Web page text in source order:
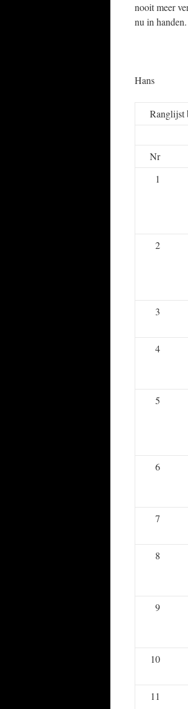
nooit meer
nu in handen.
Hans
Nr
1
2
3
4
5
6
7
8
9
10
11